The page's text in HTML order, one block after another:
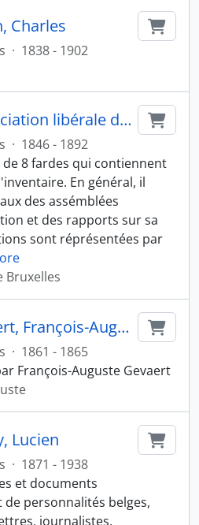
Charles
· 1838 - 1902
Archives de l'Association libérale de Bruxelles
· 1846 - 1892
8 fardes qui contiennent
En général, il
des assémblées
et des rapports sur sa
sont réprésentées par
Bruxelles
Archives de Gevaert, François-Auguste
· 1861 - 1865
François-Auguste Gevaert
Lucien
· 1871 - 1938
et documents
personnalités belges,
journalistes,